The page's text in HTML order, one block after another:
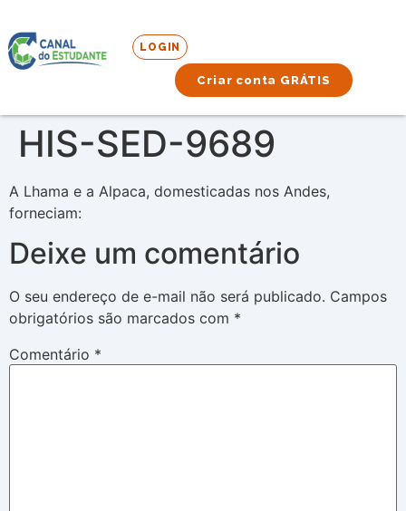
LOGIN
Criar conta GRÁTIS
HIS-SED-9689
A Lhama e a Alpaca, domesticadas nos Andes,
forneciam:
Deixe um comentário
O seu endereço de e-mail não será publicado. Campos
obrigatórios são marcados com *
Comentário *